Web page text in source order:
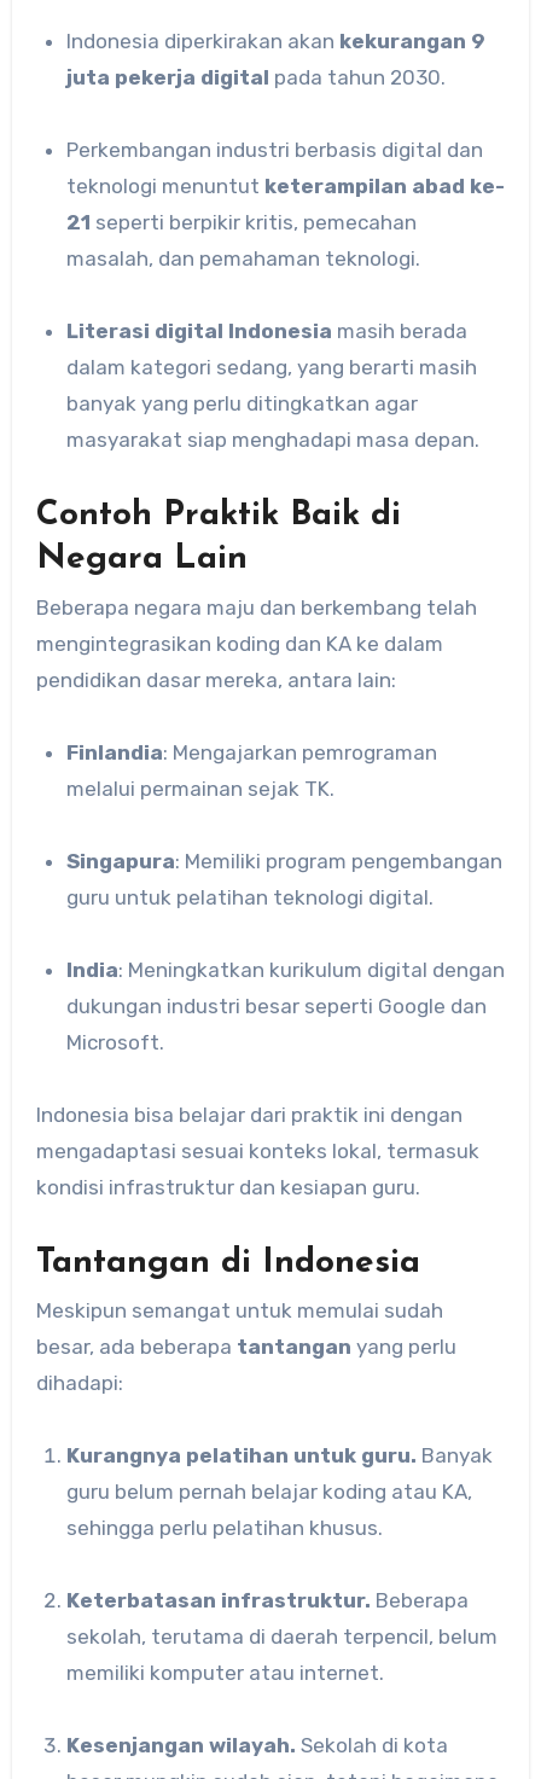
Indonesia diperkirakan akan kekurangan 9
juta pekerja digital pada tahun 2030.
Perkembangan industri berbasis digital dan
teknologi menuntut keterampilan abad ke-
21 seperti berpikir kritis, pemecahan
masalah, dan pemahaman teknologi.
Literasi digital Indonesia masih berada
dalam kategori sedang, yang berarti masih
banyak yang perlu ditingkatkan agar
masyarakat siap menghadapi masa depan.
Contoh Praktik Baik di
Negara Lain
Beberapa negara maju dan berkembang telah
mengintegrasikan koding dan KA ke dalam
pendidikan dasar mereka, antara lain:
Finlandia: Mengajarkan pemrograman
melalui permainan sejak TK.
Singapura: Memiliki program pengembangan
guru untuk pelatihan teknologi digital.
India: Meningkatkan kurikulum digital dengan
dukungan industri besar seperti Google dan
Microsoft.
Indonesia bisa belajar dari praktik ini dengan
mengadaptasi sesuai konteks lokal, termasuk
kondisi infrastruktur dan kesiapan guru.
Tantangan di Indonesia
Meskipun semangat untuk memulai sudah
besar, ada beberapa tantangan yang perlu
dihadapi:
Kurangnya pelatihan untuk guru. Banyak
guru belum pernah belajar koding atau KA,
sehingga perlu pelatihan khusus.
Keterbatasan infrastruktur. Beberapa
sekolah, terutama di daerah terpencil, belum
memiliki komputer atau internet.
Kesenjangan wilayah. Sekolah di kota